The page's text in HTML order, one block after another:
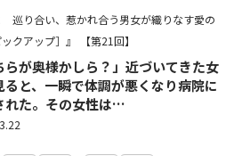
巡り合い、惹かれ合う男女が織りなす愛の
クアップ］』
【第21回】
らが奥様かしら？」近づいてきた女
ると、一瞬で体調が悪くなり病院に
れた。その女性は…